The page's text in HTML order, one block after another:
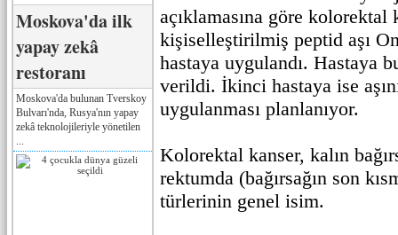
Moskova'da ilk
yapay zekâ
restoranı
Moskova'da bulunan Tverskoy
Bulvarı'nda, Rusya'nın yapay
zekâ teknolojileriyle yönetilen
açıklamasına göre
kişiselleştirilmiş peptid aşı
hastaya uygulandı. Hastaya
verildi. İkinci hastaya ise
uygulanması planlanıyor.
Kolorektal kanser, kalın
rektumda (bağırsağın son
türlerinin genel isim.